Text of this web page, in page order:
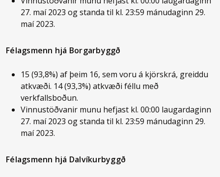
27. maí 2023 og standa til kl. 23:59 mánudaginn 29.
maí 2023.
Félagsmenn hjá Borgarbyggð
15 (93,8%) af þeim 16, sem voru á kjörskrá, greiddu
atkvæði. 14 (93,3%) atkvæði féllu með
verkfallsboðun.
Vinnustöðvanir munu hefjast kl. 00:00 laugardaginn
27. maí 2023 og standa til kl. 23:59 mánudaginn 29.
maí 2023.
Félagsmenn hjá Dalvíkurbyggð